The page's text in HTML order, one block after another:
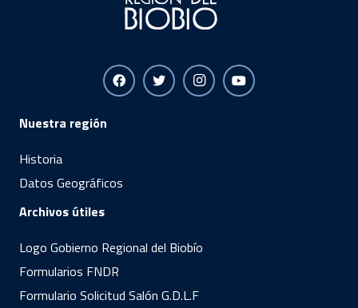
Nuestra región
Historia
Datos Geográficos
Archivos útiles
Logo Gobierno Regional del Biobío
Formularios FNDR
Formulario Solicitud Salón G.D.L.F